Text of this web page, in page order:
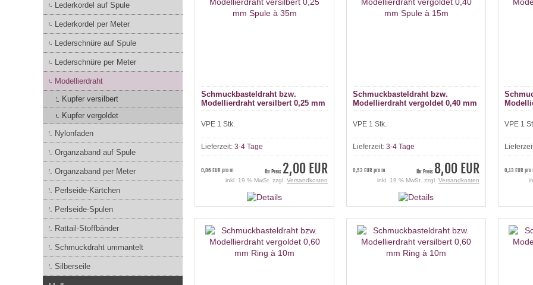
Lederkordel auf Spule
Lederkordel per Meter
Lederschnüre auf Spule
Lederschnüre per Meter
Modellierdraht
Kupfer versilbert
Kupfer vergoldet
Nylonfaden
Organzaband auf Spule
Organzaband per Meter
Perlseide-Kärtchen
Perlseide-Spulen
Rattail-Stoffbänder
Schmuckdraht ummantelt
Silberseile
Schmuckbasteldraht bzw.
Modellierdraht versilbert 0,25 mm
Spule à 35m
VPE 1 Stk.
Lieferzeit: 3-4 Tage
Ihr Preis 2,00 EUR
0,06 EUR pro m
inkl. 19 % MwSt. zzgl. Versandkosten
Schmuckbasteldraht bzw.
Modellierdraht vergoldet 0,40 mm
Spule à 15m
VPE 1 Stk.
Lieferzeit: 3-4 Tage
Ihr Preis 8,00 EUR
0,53 EUR pro m
inkl. 19 % MwSt. zzgl. Versandkosten
Spule
VPE 1
0,13 EUR pro